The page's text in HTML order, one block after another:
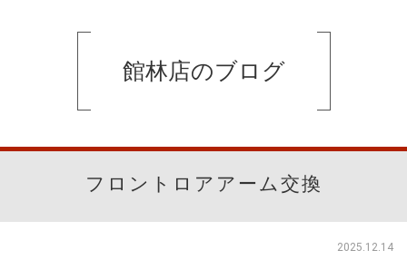
館林店のブログ
フロントロアアーム交換
2025.12.14